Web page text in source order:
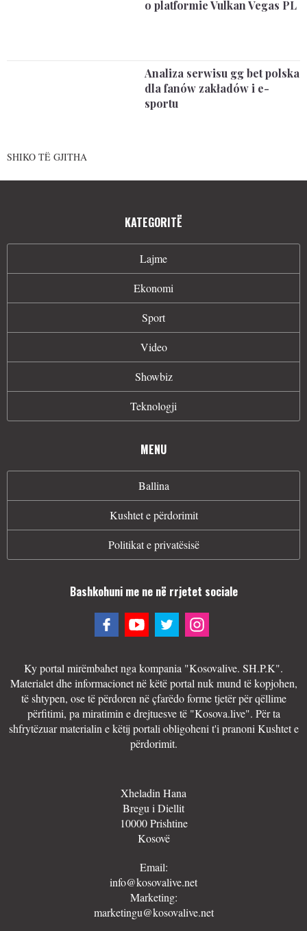
o platformie Vulkan Vegas PL
Analiza serwisu gg bet polska
dla fanów zakładów i e-
sportu
SHIKO TË GJITHA
KATEGORITË
Lajme
Ekonomi
Sport
Video
Showbiz
Teknologji
MENU
Ballina
Kushtet e përdorimit
Politikat e privatësisë
Bashkohuni me ne në rrjetet sociale
Ky portal mirëmbahet nga kompania "Kosovalive. SH.P.K".
Materialet dhe informacionet në këtë portal nuk mund të kopjohen,
të shtypen, ose të përdoren në çfarëdo forme tjetër për qëllime
përfitimi, pa miratimin e drejtuesve të "Kosova.live". Për ta
shfrytëzuar materialin e këtij portali obligoheni t'i pranoni Kushtet e
përdorimit.
Xheladin Hana
Bregu i Diellit
10000 Prishtine
Kosovë
Email:
info@kosovalive.net
Marketing:
marketingu@kosovalive.net